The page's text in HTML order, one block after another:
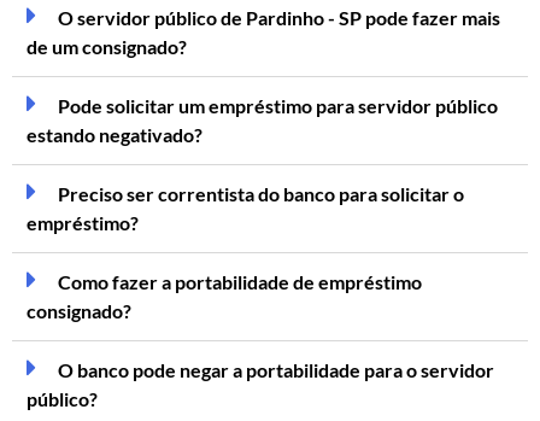
O servidor público de Pardinho - SP pode fazer mais
de um consignado?
Pode solicitar um empréstimo para servidor público
estando negativado?
Preciso ser correntista do banco para solicitar o
empréstimo?
Como fazer a portabilidade de empréstimo
consignado?
O banco pode negar a portabilidade para o servidor
público?